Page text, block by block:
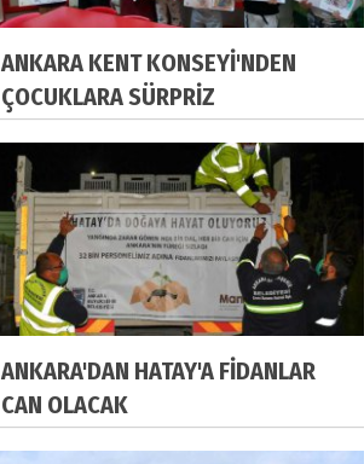
ANKARA KENT KONSEYİ'NDEN
ÇOCUKLARA SÜRPRİZ
ANKARA'DAN HATAY'A FİDANLAR
CAN OLACAK